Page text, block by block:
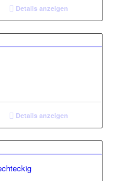
Details anzeigen
Details anzeigen